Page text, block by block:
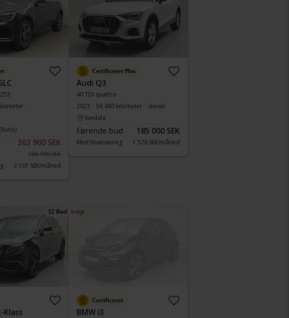
363 900 SEK
365 900 SEK
3 101 SEK/måned
Certificeret Plus
Audi Q3
40 TDI quattro
2023
56 480 kilometer
diesel
Svedala
Førende bud 185 000 SEK
Med finansiering 1 576 SEK/måned
12 Bud
Klass
Solgt
Certificeret
BMW i3